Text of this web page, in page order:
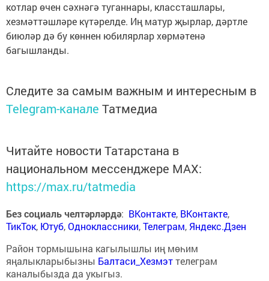
котлар өчен сәхнәгә туганнары, классташлары,
хезмәттәшләре күтәрелде. Иң матур җырлар, дәртле
биюләр дә бу көннен юбилярлар хөрмәтенә
багышланды.
Следите за самым важным и интересным в
Telegram-канале Татмедиа
Читайте новости Татарстана в
национальном мессенджере MАХ:
https://max.ru/tatmedia
Без социаль челтәрләрдә: ВКонтакте, ВКонтакте,
ТикТок, Ютуб,Одноклассники,Телеграм, Яндекс.Дзен
Район тормышына кагылышлы иң мөһим
яңалыкларыбызны Балтаси_Хезмэттелеграм
каналыбызда да укыгыз.